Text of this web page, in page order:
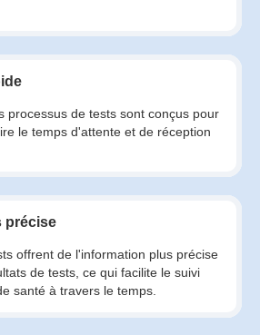
processus de tests sont conçus pour
le temps d'attente et de réception
précise
offrent de l'information plus précise
de tests, ce qui facilite le suivi
santé à travers le temps.